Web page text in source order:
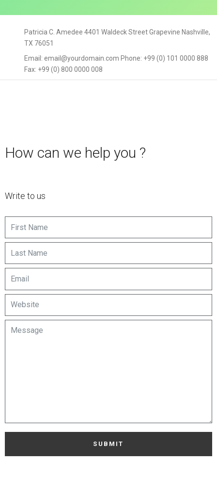
Patricia C. Amedee 4401 Waldeck Street Grapevine Nashville,
TX 76051
Email: email@yourdomain.com Phone: +99 (0) 101 0000 888
Fax: +99 (0) 800 0000 008
How can we help you ?
Write to us
SUBMIT